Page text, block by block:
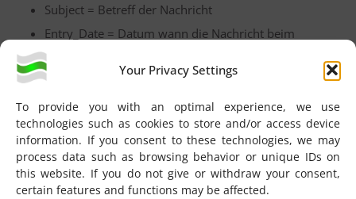
Your Privacy Settings
To provide you with an optimal experience, we use
technologies such as cookies to store and/or access device
information. If you consent to these technologies, we may
process data such as browsing behavior or unique IDs on
this website. If you do not give or withdraw your consent,
certain features and functions may be affected.
Subject = Betreff der Nachricht
Entry_Date = Datum wann die Nachricht beim
eGate-Server angekommen ist.
Wichtig ist hier, dass nach englischer
z.B. für den 24.12.2015 muss eingegeben
werden: 2015-24-12 , also Jahr-Tag-Monat.
Size = Größe der Nachricht in KB oder MBIm
zweiten Auswahlfeld (Standard-Wert „contains“)